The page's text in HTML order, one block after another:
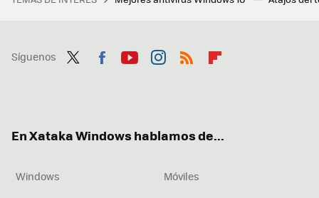
Síguenos
En Xataka Windows hablamos de...
Windows
Móviles